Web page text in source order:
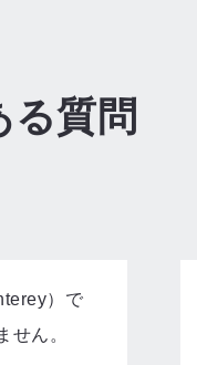
る質問
）で
せん。